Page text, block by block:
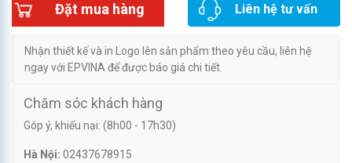
Đặt mua hàng Liên hệ tư vấn
Nhận thiết kế và in Logo lên sản phẩm theo yêu cầu, liên hệ
ngay với EPVINA để được báo giá chi tiết.
Chăm sóc khách hàng
Góp ý, khiếu nại: (8h00 - 17h30)
Hà Nội: 02437678915